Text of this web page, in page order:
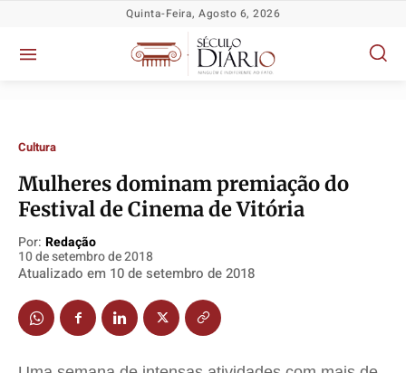
Quinta-Feira, Agosto 6, 2026
Cultura
Mulheres dominam premiação do
Festival de Cinema de Vitória
Por: Redação
10 de setembro de 2018
Atualizado em 10 de setembro de 2018